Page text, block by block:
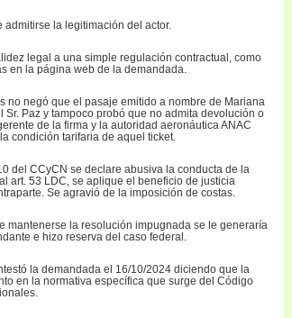
admitirse la legitimación del actor.
legal a una simple regulación contractual, como
en la página web de la demandada.
no negó que el pasaje emitido a nombre de Mariana
Paz y tampoco probó que no admita devolución o
de la firma y la autoridad aeronáutica ANAC
condición tarifaria de aquel ticket.
del CCyCN se declare abusiva la conducta de la
art. 53 LDC, se aplique el beneficio de justicia
Se agravió de la imposición de costas.
mantenerse la resolución impugnada se le generaría
e hizo reserva del caso federal.
la demandada el 16/10/2024 diciendo que la
en la normativa específica que surge del Código